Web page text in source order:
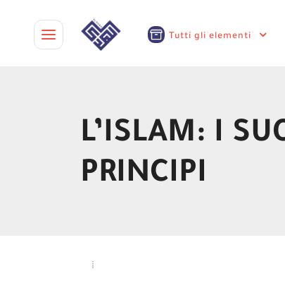
Tutti gli elementi
L’ISLAM: I
PRINCIPI